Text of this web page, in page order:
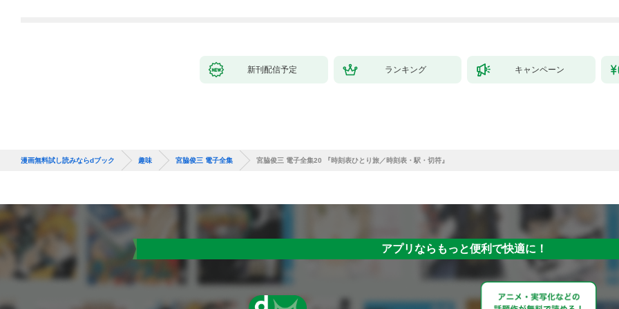
新刊配信予定 ランキング キャンペーン
漫画無料試し読みならdブック 趣味 宮脇俊三 電子全集 宮脇俊三 電子全集20 『時刻表ひとり旅／時刻表・駅・切符』
アプリならもっと便利で快適に！